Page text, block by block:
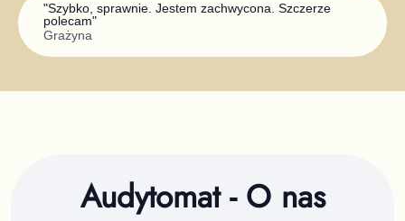
"Szybko, sprawnie. Jestem zachwycona. Szczerze
polecam"
Grażyna
Audytomat - O nas